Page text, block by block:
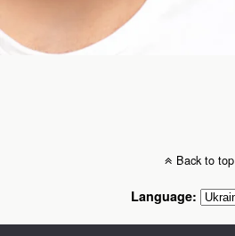
Back to top
Language: